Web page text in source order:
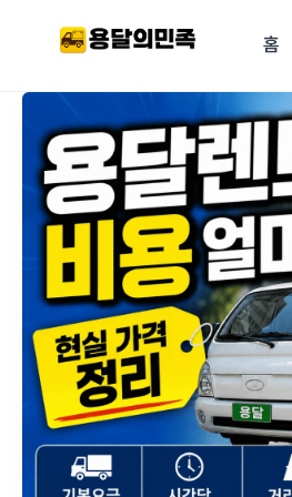
건너뛰기
홈